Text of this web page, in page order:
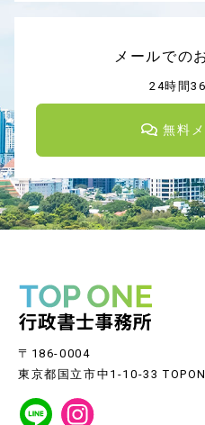
メールでの
24時間
無料
〒186-0004
東京都国立市中1-10-33